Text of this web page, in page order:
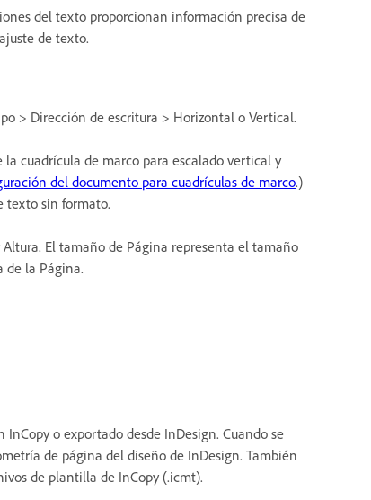
del texto proporcionan información precisa de
de texto.
> Dirección de escritura > Horizontal o Vertical.
cuadrícula de marco para escalado vertical y
del documento para cuadrículas de marco.)
texto sin formato.
El tamaño de Página representa el tamaño
de la Página.
o exportado desde InDesign. Cuando se
de página del diseño de InDesign. También
de plantilla de InCopy (.icmt).